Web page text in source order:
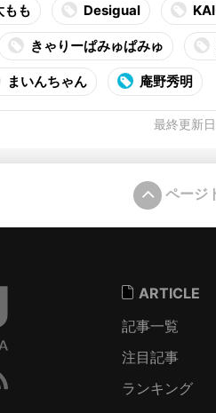
もも Desigual
きゃりーぱみゅぱみゅ
まいんちゃん 庵野秀明
最終更新
ページ
ARTICLE
記事一覧
注目記事
ランキング